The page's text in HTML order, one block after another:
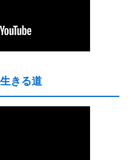
きる道